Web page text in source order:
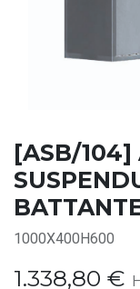
[ASB/104]
1000X400H600
1.338,80 €